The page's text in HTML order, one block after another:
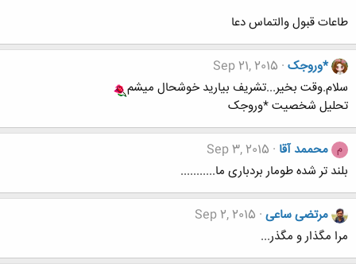
طاعات قبول والتماس دعا
*وروجک Sep 21, 2015
سلام.وقت بخیر...تشریف بیارید خوشحال میشم
تحلیل شخصیت *وروجک
م محممد آقا Sep 3, 2015
بلند تر شده طومار بردباری ما...........
مرتضی ساعی Sep 2, 2015
مرا مگذار و مگذر...